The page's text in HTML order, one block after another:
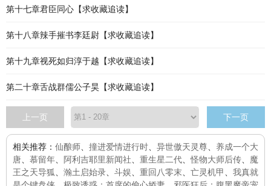
第十七章君臣同心【求收藏追读】
第十八章辣手摧书李廷尉【求收藏追读】
第十九章视死如归淳于越【求收藏追读】
第二十章舌战群儒公子昊【求收藏追读】
上一页 下一页
相关推荐： 仙酿师 撞进爱情进行时 异世傲天灵尊
养成一个大
唐
慕留年 阿利吉耶里新闻社 重生星二代 、怪物大师后传
魔
王之天导狐
瀚土启始录 斗娱 重回八零末 亡灵机甲
我真就